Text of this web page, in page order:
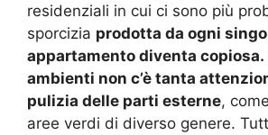
residenziali in cui ci sono più
sporcizia prodotta da ogni
appartamento diventa copiosa.
ambienti non c’è tanta
pulizia delle parti esterne,
aree verdi di diverso genere.